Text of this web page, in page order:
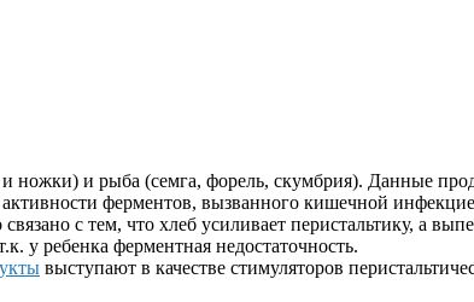
и рыба (семга, форель, скумбрия). Данные
ферментов, вызванного кишечной
с тем, что хлеб усиливает перистальтику, а
у ребенка ферментная недостаточность.
выступают в качестве стимуляторов